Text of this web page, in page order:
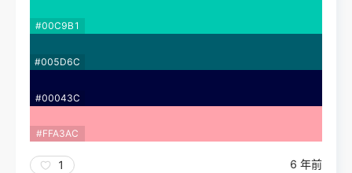
#00C9B1
#005D6C
#00043C
#FFA3AC
1 6 年前